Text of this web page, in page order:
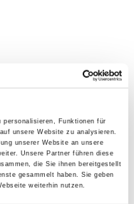
personalisieren, Funktionen für
unsere Website zu analysieren.
unserer Website an unsere
Unsere Partner führen diese
die Sie ihnen bereitgestellt
gesammelt haben. Sie geben
weiterhin nutzen.
Details
Details